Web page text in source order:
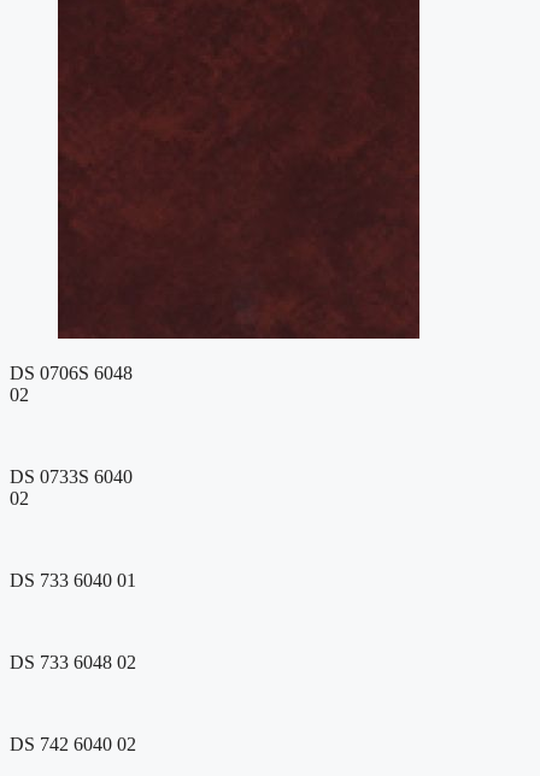
DS 0706S 6048
02
DS 0733S 6040
02
DS 733 6040 01
DS 733 6048 02
DS 742 6040 02